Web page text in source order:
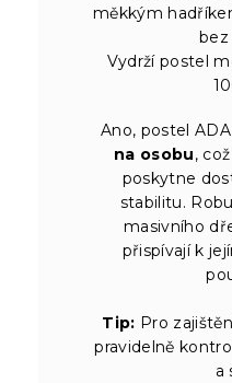
měkkým
bez
Vydrží postel
Ano, postel
na osobu,
poskytne
stabilitu.
masivního
přispívají k
Tip: Pro
pravidelně
a